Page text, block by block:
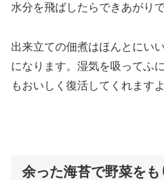
水分を飛ばしたらできあがりで
出来立ての佃煮はほんとにい
になります。湿気を吸ってふ
もおいしく復活してくれますよ
余った海苔で野菜をも